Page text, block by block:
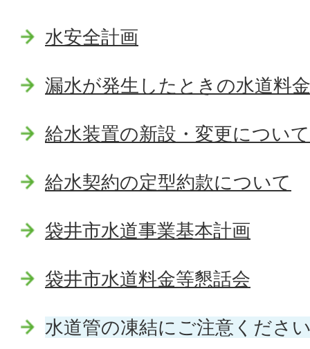
水安全計画
漏水が発生したときの水道料
給水装置の新設・変更について
給水契約の定型約款について
袋井市水道事業基本計画
袋井市水道料金等懇話会
水道管の凍結にご注意くださ